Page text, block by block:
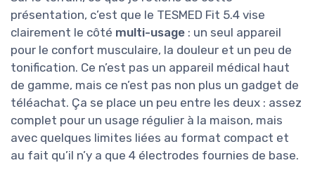
présentation, c’est que le TESMED Fit 5.4 vise
clairement le côté multi-usage : un seul appareil
pour le confort musculaire, la douleur et un peu de
tonification. Ce n’est pas un appareil médical haut
de gamme, mais ce n’est pas non plus un gadget de
téléachat. Ça se place un peu entre les deux : assez
complet pour un usage régulier à la maison, mais
avec quelques limites liées au format compact et
au fait qu’il n’y a que 4 électrodes fournies de base.